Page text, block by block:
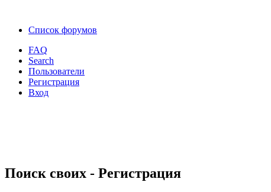
Список форумов
FAQ
Search
Пользователи
Регистрация
Вход
Поиск своих - Регистрация